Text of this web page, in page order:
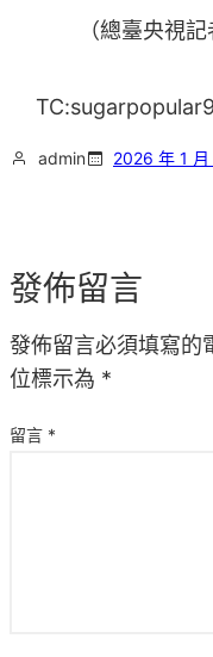
（總臺央視記
admin 2026 年 1 月
發佈留言
發佈留言必須填寫的
位標示為 *
留言 *